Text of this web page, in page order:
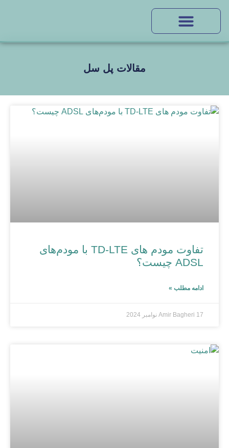
مقالات پل سل
تفاوت مودم های TD-LTE با مودم‌های
ADSL چیست؟
ادامه مطلب »
Amir Bagheri 17 نوامبر 2024